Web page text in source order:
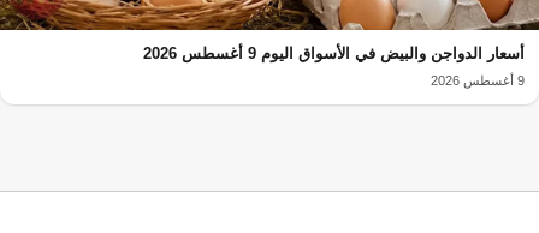
أسعار الدواجن والبيض في الأسواق اليوم 9 أغسطس 2026
9 أغسطس 2026